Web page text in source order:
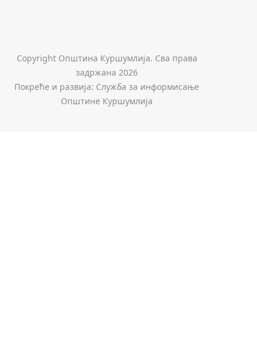
Copyright Општина Куршумлија. Сва права
задржана 2026
Покреће и развија: Служба за информисање
Општине Куршумлија